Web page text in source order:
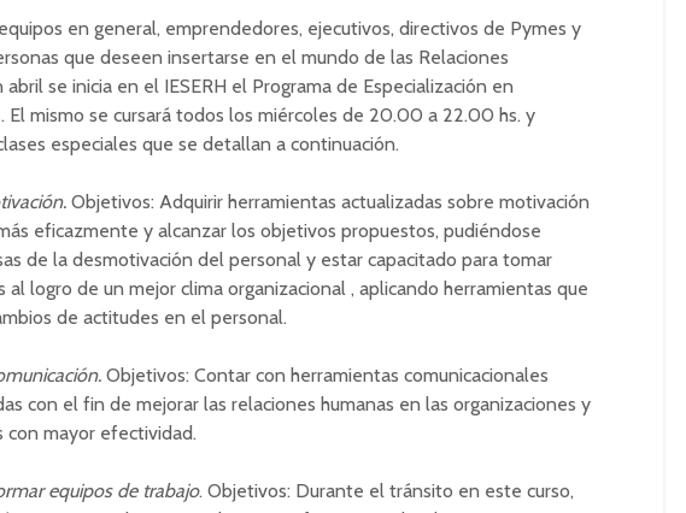
en general, emprendedores, ejecutivos, directivos de Pymes y
que deseen insertarse en el mundo de las Relaciones
se inicia en el IESERH el Programa de Especialización en
El mismo se cursará todos los miércoles de 20.00 a 22.00 hs. y
especiales que se detallan a continuación.
Objetivos: Adquirir herramientas actualizadas sobre motivación
eficazmente y alcanzar los objetivos propuestos, pudiéndose
de la desmotivación del personal y estar capacitado para tomar
al logro de un mejor clima organizacional , aplicando herramientas que
de actitudes en el personal.
Objetivos: Contar con herramientas comunicacionales
con el fin de mejorar las relaciones humanas en las organizaciones y
con mayor efectividad.
equipos de trabajo. Objetivos: Durante el tránsito en este curso,